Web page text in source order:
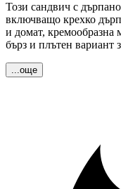
Този сандвич с
включващо крехко
и домат, кремообразна
бърз и плътен вариант
...още